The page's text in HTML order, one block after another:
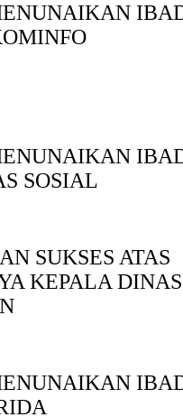
SOSIAL
SUKSES ATAS
KEPALA DINAS